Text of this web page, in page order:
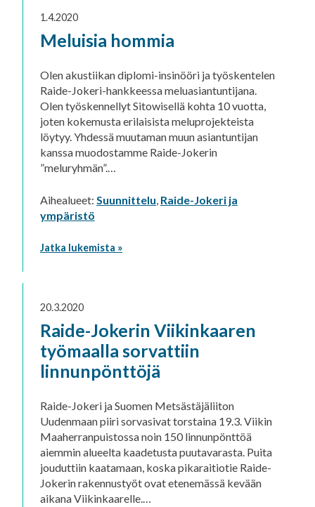
1.4.2020
Meluisia hommia
Olen akustiikan diplomi-insinööri ja työskentelen
Raide-Jokeri-hankkeessa meluasiantuntijana.
Olen työskennellyt Sitowisellä kohta 10 vuotta,
joten kokemusta erilaisista meluprojekteista
löytyy. Yhdessä muutaman muun asiantuntijan
kanssa muodostamme Raide-Jokerin
”meluryhmän”.…
Aihealueet: Suunnittelu Raide-Jokeri ja
ympäristö
Jatka lukemista »
20.3.2020
Raide-Jokerin Viikinkaaren
työmaalla sorvattiin
linnunpönttöjä
Raide-Jokeri ja Suomen Metsästäjäliiton
Uudenmaan piiri sorvasivat torstaina 19.3. Viikin
Maaherranpuistossa noin 150 linnunpönttöä
aiemmin alueelta kaadetusta puutavarasta. Puita
jouduttiin kaatamaan, koska pikaraitiotie Raide-
Jokerin rakennustyöt ovat etenemässä kevään
aikana Viikinkaarelle.…